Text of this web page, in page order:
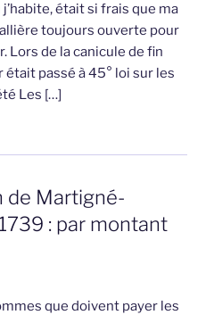
était si frais que ma
toujours ouverte pour
Lors de la canicule de fin
passé à 45° loi sur les
Les […]
de Martigné-
: par montant
que doivent payer les